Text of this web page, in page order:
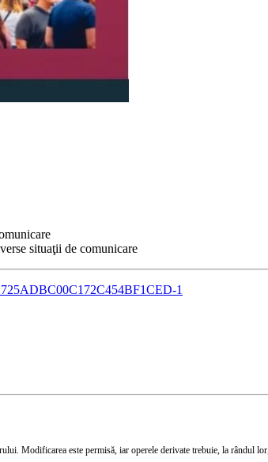
situaţii de comunicare
1
Modificarea este permisă, iar operele derivate trebuie, la rândul